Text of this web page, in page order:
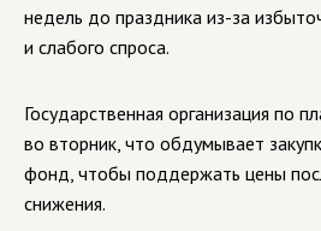
недель до праздника из-за
и слабого спроса.
Государственная организация по
во вторник, что обдумывает
фонд, чтобы поддержать цены
снижения.